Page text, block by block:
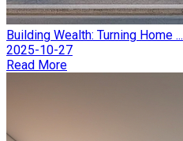
Building Wealth: Turning Home ...
2025-10-27
Read More